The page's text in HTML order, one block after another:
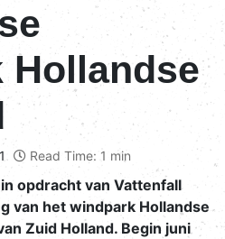
Hollandse
Read Time: 1 min
opdracht van Vattenfall
van het windpark Hollandse
Zuid Holland. Begin juni